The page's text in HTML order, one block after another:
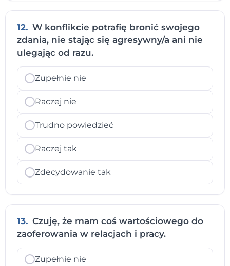
12. W konflikcie potrafię bronić swojego
zdania, nie stając się agresywny/a ani nie
ulegając od razu.
Zupełnie nie
Raczej nie
Trudno powiedzieć
Raczej tak
Zdecydowanie tak
13. Czuję, że mam coś wartościowego do
zaoferowania w relacjach i pracy.
Zupełnie nie